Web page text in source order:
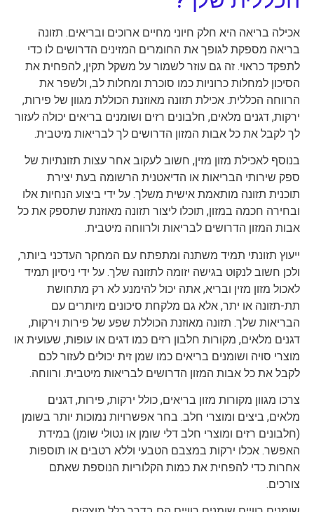
אכילה בריאה היא חלק חיוני מחיים ארוכים ובריאים. תזונה
בריאה מספקת לגופך את החומרים המזינים הדרושים לו כדי
לתפקד כראוי. זה גם עוזר לשמור על משקל תקין, להפחית את
הסיכון למחלות כרוניות כמו סוכרת ומחלות לב, ולשפר את
הרווחה הכללית. אכילת תזונה מאוזנת הכוללת מגוון של פירות,
ירקות, דגנים מלאים, חלבונים רזים ושומנים בריאים יכולה לעזור
לך לקבל את כל אבות המזון הדרושים לך לבריאות מיטבית.
בנוסף לאכילת מזון מזין, חשוב לעקוב אחר עצות תזונתיות של
ספק שירותי הבריאות או הדיאטנית הרשומה בעת יצירת
תוכנית תזונה מותאמת אישית משלך. על ידי ביצוע הנחיות אלו
ובחירה חכמה במזון, תוכלו ליצור תזונה מאוזנת שתספק את כל
אבות המזון הדרושים לבריאות ולרווחה מיטבית.
ייעוץ תזונתי תמיד משתנה ומתפתח עם המחקר העדכני ביותר,
ולכן חשוב לנקוט בגישה יזומה לתזונה שלך. על ידי ניסיון תמיד
לאכול מזון מזין ובריא, אתה יכול להימנע לא רק מתחושת
תת-תזונה או יתר, אלא גם מלקחת סיכונים מיותרים עם
הבריאות שלך. תזונה מאוזנת הכוללת שפע של פירות וירקות,
דגנים מלאים, מקורות חלבון רזים כמו דגים או עופות, שעועית או
מוצרי סויה ושומנים בריאים כמו שמן זית יכולים לעזור לכם
לקבל את כל אבות המזון הדרושים לבריאות מיטבית. ורווחה.
צרכו מגוון מקורות מזון בריאים, כולל ירקות, פירות, דגנים
מלאים, ביצים ומוצרי חלב. בחר אפשרויות נמוכות יותר בשומן
(חלבונים רזים ומוצרי חלב דלי שומן או נטולי שומן) במידת
האפשר. אכלו ירקות במצבם הטבעי וללא רטבים או תוספות
אחרות כדי להפחית את כמות הקלוריות הנוספת שאתם
צורכים.